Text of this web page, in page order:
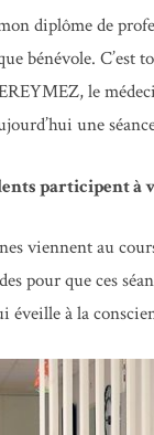
diplôme de
bénévole. C’est
le
une
participent à
viennent au
pour que ces
éveille à la